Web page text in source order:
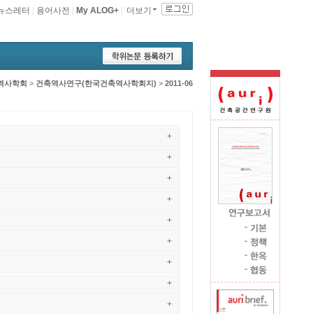
더보기
My ALOG+
용어사전
스레터
사학회 > 건축역사연구(한국건축역사학회지) > 2011-06
+
+
+
+
+
+
+
+
+